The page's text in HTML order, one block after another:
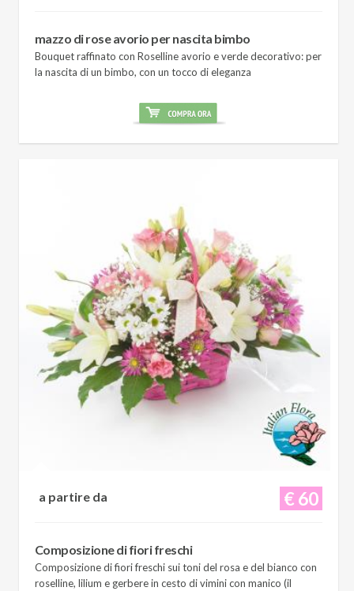
mazzo di rose avorio per nascita bimbo
Bouquet raffinato con Roselline avorio e verde decorativo: per
la nascita di un bimbo, con un tocco di eleganza
€ 60
a partire da
Composizione di fiori freschi
Composizione di fiori freschi sui toni del rosa e del bianco con
roselline, lilium e gerbere in cesto di vimini con manico (il